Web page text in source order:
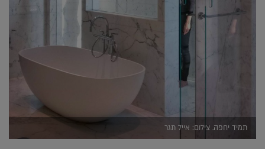
תמיד יחפה. צילום: אייל תגר